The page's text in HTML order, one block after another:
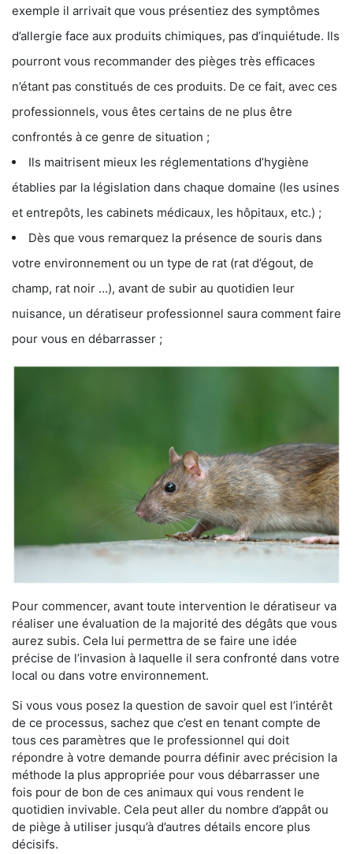
exemple il arrivait que vous présentiez des symptômes
d’allergie face aux produits chimiques, pas d’inquiétude. Ils
pourront vous recommander des pièges très efficaces
n’étant pas constitués de ces produits. De ce fait, avec ces
professionnels, vous êtes certains de ne plus être
confrontés à ce genre de situation ;
Ils maitrisent mieux les réglementations d’hygiène
établies par la législation dans chaque domaine (les usines
et entrepôts, les cabinets médicaux, les hôpitaux, etc.) ;
Dès que vous remarquez la présence de souris dans
votre environnement ou un type de rat (rat d’égout, de
champ, rat noir …), avant de subir au quotidien leur
nuisance, un dératiseur professionnel saura comment faire
pour vous en débarrasser ;
Pour commencer, avant toute intervention le dératiseur va
réaliser une évaluation de la majorité des dégâts que vous
aurez subis. Cela lui permettra de se faire une idée
précise de l’invasion à laquelle il sera confronté dans votre
local ou dans votre environnement.
Si vous vous posez la question de savoir quel est l’intérêt
de ce processus, sachez que c’est en tenant compte de
tous ces paramètres que le professionnel qui doit
répondre à votre demande pourra définir avec précision la
méthode la plus appropriée pour vous débarrasser une
fois pour de bon de ces animaux qui vous rendent le
quotidien invivable. Cela peut aller du nombre d’appât ou
de piège à utiliser jusqu’à d’autres détails encore plus
décisifs.